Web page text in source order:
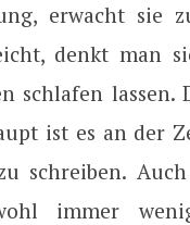
erwacht sie
denkt man
schlafen lassen.
ist es an der
schreiben.
immer